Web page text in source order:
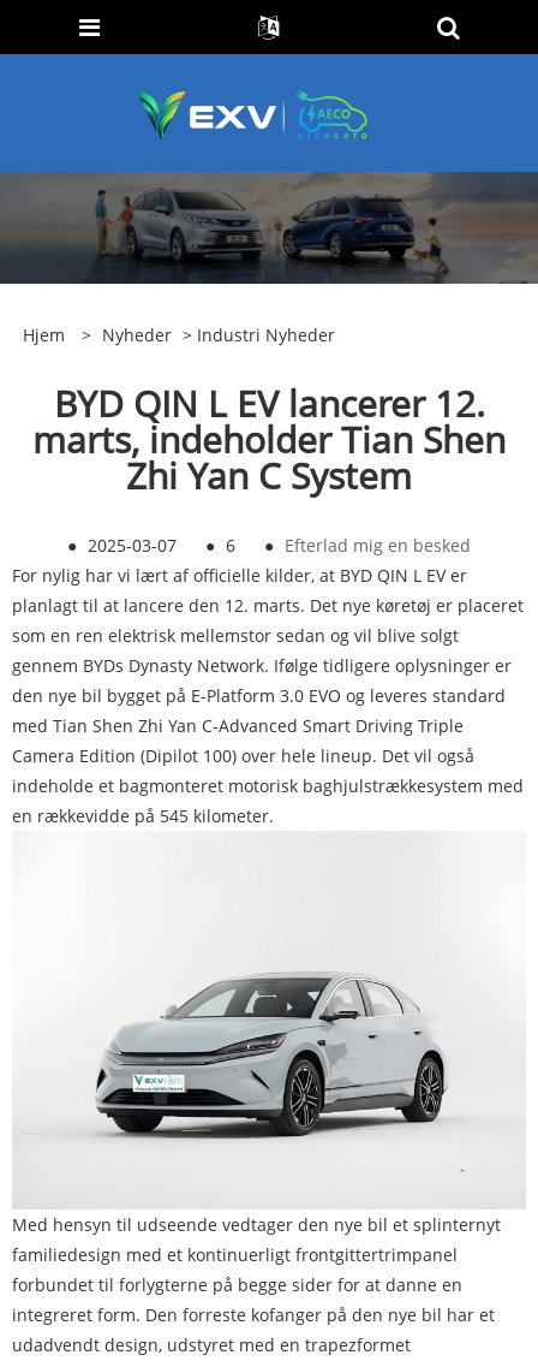
Hjem > Nyheder > Industri Nyheder
BYD QIN L EV lancerer 12.
marts, indeholder Tian Shen
Zhi Yan C System
● 2025-03-07 ● 6 ● Efterlad mig en besked
For nylig har vi lært af officielle kilder, at BYD QIN L EV er
planlagt til at lancere den 12. marts. Det nye køretøj er placeret
som en ren elektrisk mellemstor sedan og vil blive solgt
gennem BYDs Dynasty Network. Ifølge tidligere oplysninger er
den nye bil bygget på E-Platform 3.0 EVO og leveres standard
med Tian Shen Zhi Yan C-Advanced Smart Driving Triple
Camera Edition (Dipilot 100) over hele lineup. Det vil også
indeholde et bagmonteret motorisk baghjulstrækkesystem med
en rækkevidde på 545 kilometer.
Med hensyn til udseende vedtager den nye bil et splinternyt
familiedesign med et kontinuerligt frontgittertrimpanel
forbundet til forlygterne på begge sider for at danne en
integreret form. Den forreste kofanger på den nye bil har et
udadvendt design, udstyret med en trapezformet